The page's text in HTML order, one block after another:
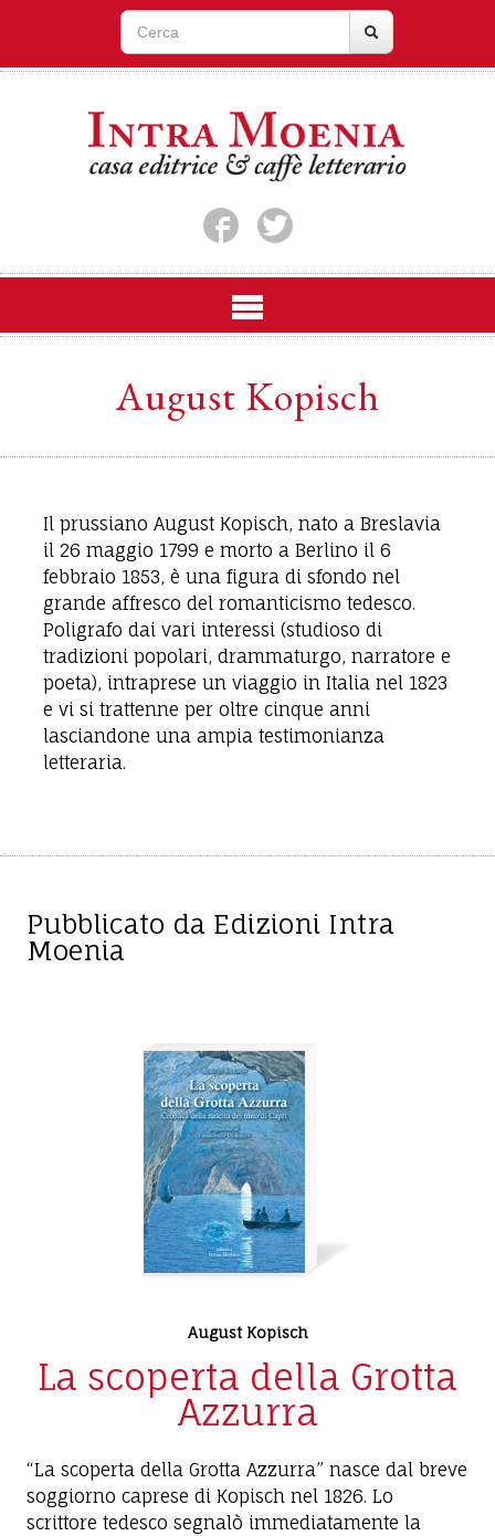
August Kopisch
Il prussiano August Kopisch, nato a Breslavia
il 26 maggio 1799 e morto a Berlino il 6
febbraio 1853, è una figura di sfondo nel
grande affresco del romanticismo tedesco.
Poligrafo dai vari interessi (studioso di
tradizioni popolari, drammaturgo, narratore e
poeta), intraprese un viaggio in Italia nel 1823
e vi si trattenne per oltre cinque anni
lasciandone una ampia testimonianza
letteraria.
Pubblicato da Edizioni Intra
Moenia
August Kopisch
La scoperta della Grotta
Azzurra
“La scoperta della Grotta Azzurra” nasce dal breve
soggiorno caprese di Kopisch nel 1826. Lo
scrittore tedesco segnalò immediatamente la